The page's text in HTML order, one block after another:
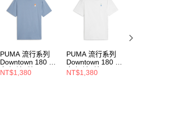
PUMA 流行系列
Downtown 180 男
女 短袖T恤
62437520
NT$1,380
PUMA 流行系列
Downtown 180 男
女 短袖T恤
62437502
NT$1,380